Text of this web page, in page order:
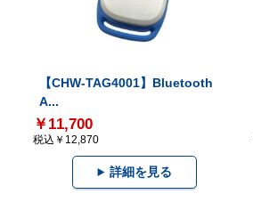
【CHW-TAG4001】Bluetooth
A...
￥11,700
税込￥12,870
詳細を見る